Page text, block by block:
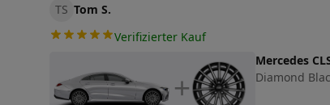
TS Tom S.
Verifizierter Kauf
+
Mercedes
Diamond